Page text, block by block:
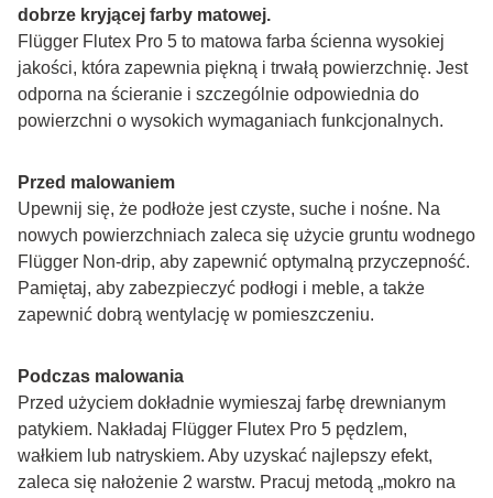
dobrze kryjącej farby matowej.
Flügger Flutex Pro 5 to matowa farba ścienna wysokiej
jakości, która zapewnia piękną i trwałą powierzchnię. Jest
odporna na ścieranie i szczególnie odpowiednia do
powierzchni o wysokich wymaganiach funkcjonalnych.
Przed malowaniem
Upewnij się, że podłoże jest czyste, suche i nośne. Na
nowych powierzchniach zaleca się użycie gruntu wodnego
Flügger Non-drip, aby zapewnić optymalną przyczepność.
Pamiętaj, aby zabezpieczyć podłogi i meble, a także
zapewnić dobrą wentylację w pomieszczeniu.
Podczas malowania
Przed użyciem dokładnie wymieszaj farbę drewnianym
patykiem. Nakładaj Flügger Flutex Pro 5 pędzlem,
wałkiem lub natryskiem. Aby uzyskać najlepszy efekt,
zaleca się nałożenie 2 warstw. Pracuj metodą „mokro na